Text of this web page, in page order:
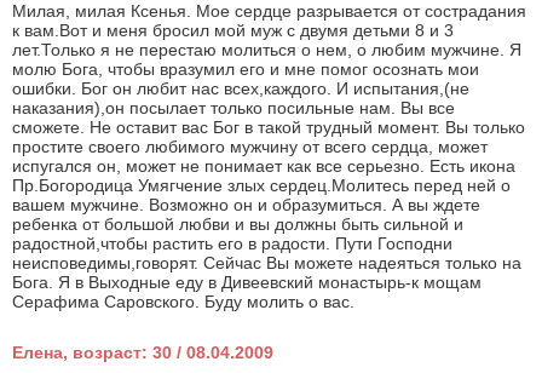
Милая, милая Ксенья. Мое сердце разрывается от сострадания
к вам.Вот и меня бросил мой муж с двумя детьми 8 и 3
лет.Только я не перестаю молиться о нем, о любим мужчине. Я
молю Бога, чтобы вразумил его и мне помог осознать мои
ошибки. Бог он любит нас всех,каждого. И испытания,(не
наказания),он посылает только посильные нам. Вы все
сможете. Не оставит вас Бог в такой трудный момент. Вы только
простите своего любимого мужчину от всего сердца, может
испугался он, может не понимает как все серьезно. Есть икона
Пр.Богородица Умягчение злых сердец.Молитесь перед ней о
вашем мужчине. Возможно он и образумиться. А вы ждете
ребенка от большой любви и вы должны быть сильной и
радостной,чтобы растить его в радости. Пути Господни
неисповедимы,говорят. Сейчас Вы можете надеяться только на
Бога. Я в Выходные еду в Дивеевский монастырь-к мощам
Серафима Саровского. Буду молить о вас.
Елена, возраст: 30 / 08.04.2009